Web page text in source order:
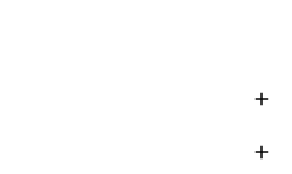
nemlendirici kullanımını